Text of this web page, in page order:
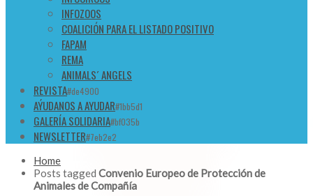
INFOZOOS
COALICIÓN PARA EL LISTADO POSITIVO
FAPAM
REMA
ANIMALS´ ANGELS
REVISTA#de4900
AÝUDANOS A AYUDAR#1bb5d1
GALERÍA SOLIDARIA#bf035b
NEWSLETTER#7eb2e2
Home
Posts tagged Convenio Europeo de Protección de
Animales de Compañía